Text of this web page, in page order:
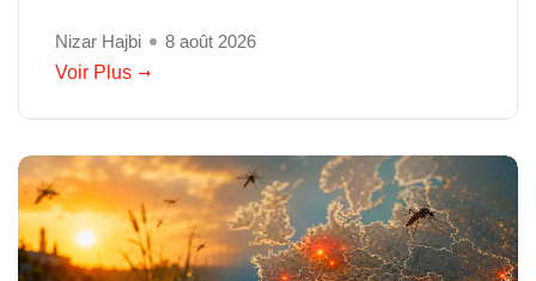
Nizar Hajbi
8 août 2026
Voir Plus